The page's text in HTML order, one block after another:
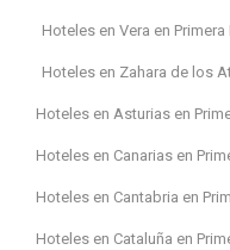
Hoteles en Vera en Primera
Hoteles en Zahara de los
Hoteles en Asturias en
Hoteles en Canarias en
Hoteles en Cantabria en
Hoteles en Cataluña en